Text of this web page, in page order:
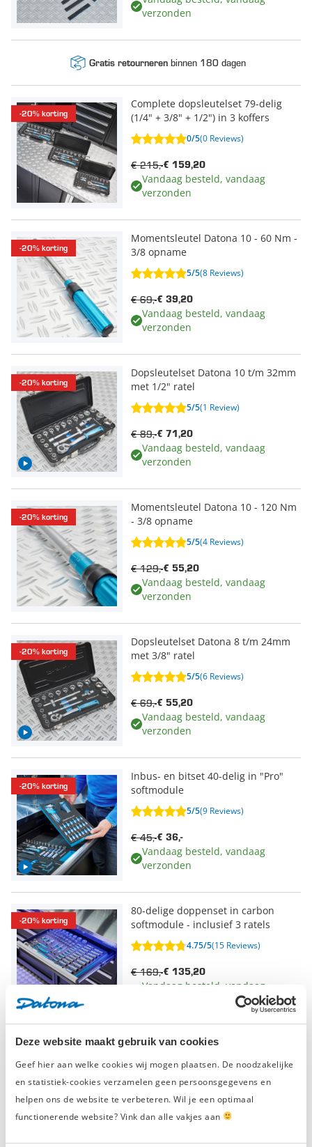
Deze website maakt gebruik van cookies
Geef hier aan welke cookies wij mogen plaatsen. De noodzakelijke
en statistiek-cookies verzamelen geen persoonsgegevens en
helpen ons de website te verbeteren. Wil je een optimaal
functionerende website? Vink dan alle vakjes aan
verzonden
Gratis retournerenbinnen 180 dagen
-20% korting
Complete dopsleutelset 79-delig
(1/4" + 3/8" + 1/2") in 3 koffers
0/5(0 Reviews)
€ 159,20
€ 215,-
Vandaag besteld, vandaag
verzonden
-20% korting
Momentsleutel Datona 10 - 60 Nm -
3/8 opname
5/5(8 Reviews)
€ 39,20
€ 69,-
Vandaag besteld, vandaag
verzonden
-20% korting
Dopsleutelset Datona 10 t/m 32mm
met 1/2" ratel
5/5(1 Review)
€ 71,20
€ 89,-
Vandaag besteld, vandaag
verzonden
-20% korting
Momentsleutel Datona 10 - 120 Nm
- 3/8 opname
5/5(4 Reviews)
€ 55,20
€ 129,-
Vandaag besteld, vandaag
verzonden
-20% korting
Dopsleutelset Datona 8 t/m 24mm
met 3/8" ratel
5/5(6 Reviews)
€ 55,20
€ 69,-
Vandaag besteld, vandaag
verzonden
-20% korting
Inbus- en bitset 40-delig in "Pro"
softmodule
5/5(9 Reviews)
€ 36,-
€ 45,-
Vandaag besteld, vandaag
verzonden
-20% korting
80-delige doppenset in carbon
softmodule - inclusief 3 ratels
4.75/5(15 Reviews)
€ 135,20
€ 169,-
Vandaag besteld, vandaag
21-delige dopsleutelset 1/2"
opname in "Pro" softmodule - 10 tot
32 mm
4.15/5(7 Reviews)
€ 55,20
€ 69,-
Vandaag besteld, vandaag